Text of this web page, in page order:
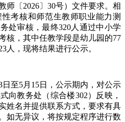
师〔2026〕30号）文件要求。相
考核和师范生教师职业能力测
处审核，最终320人通过中小学
核，其中任教学段是幼儿园的77
人，现将结果进行公示。
至5月15日，公示期内，对公示
向教务处（综合楼302）反映，
姓名并提供联系方式，要求有具
如无异议，将按规定程序进行数